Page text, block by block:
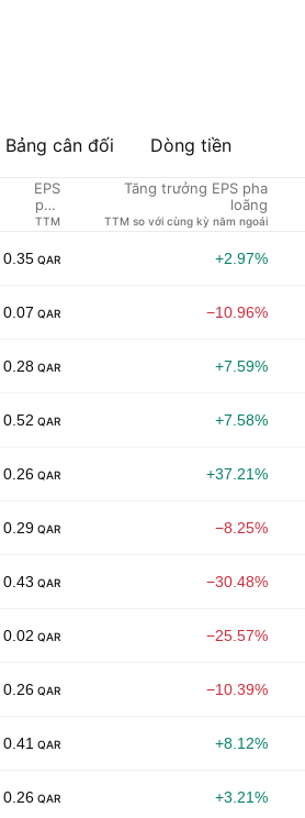
Bảng cân đối Dòng tiền
EPS
pha
loãng
TTM
Tăng trưởng EPS pha
loãng
TTM so với cùng kỳ năm ngoái
0.35 QAR +2.97%
0.07 QAR −10.96%
0.28 QAR +7.59%
0.52 QAR +7.58%
0.26 QAR +37.21%
0.29 QAR −8.25%
0.43 QAR −30.48%
0.02 QAR −25.57%
0.26 QAR −10.39%
0.41 QAR +8.12%
0.26 QAR +3.21%